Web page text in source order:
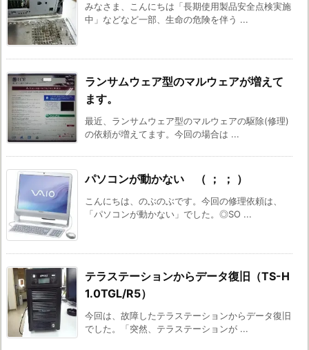
みなさま、こんにちは「長期使用製品安全点検実施
中」などなど一部、生命の危険を伴う ...
ランサムウェア型のマルウェアが増えて
ます。
最近、ランサムウェア型のマルウェアの駆除(修理)
の依頼が増えてます。今回の場合は ...
パソコンが動かない （ ； ； ）
こんにちは、のぶのぶです。今回の修理依頼は、
「パソコンが動かない」でした。◎SO ...
テラステーションからデータ復旧（TS-H
1.0TGL/R5）
今回は、故障したテラステーションからデータ復旧
でした。「突然、テラステーションが ...